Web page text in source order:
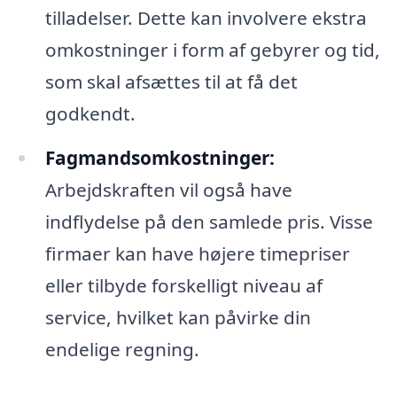
tilladelser. Dette kan involvere ekstra
omkostninger i form af gebyrer og tid,
som skal afsættes til at få det
godkendt.
Fagmandsomkostninger:
Arbejdskraften vil også have
indflydelse på den samlede pris. Visse
firmaer kan have højere timepriser
eller tilbyde forskelligt niveau af
service, hvilket kan påvirke din
endelige regning.